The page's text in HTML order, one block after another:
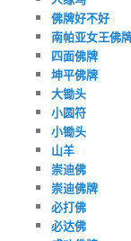
佛牌好不好
南帕亚女王佛
四面佛牌
坤平佛牌
大锄头
小圆符
小锄头
山羊
崇迪佛
崇迪佛牌
必打佛
必达佛